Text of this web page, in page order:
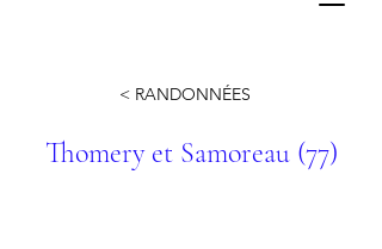
< RANDONNÉES
Thomery et Samoreau (77)